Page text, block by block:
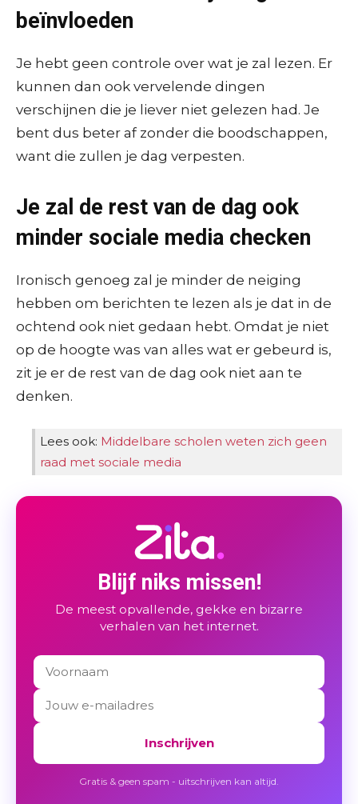
beïnvloeden
Je hebt geen controle over wat je zal lezen. Er
kunnen dan ook vervelende dingen
verschijnen die je liever niet gelezen had. Je
bent dus beter af zonder die boodschappen,
want die zullen je dag verpesten.
Je zal de rest van de dag ook
minder sociale media checken
Ironisch genoeg zal je minder de neiging
hebben om berichten te lezen als je dat in de
ochtend ook niet gedaan hebt. Omdat je niet
op de hoogte was van alles wat er gebeurd is,
zit je er de rest van de dag ook niet aan te
denken.
Lees ook: Middelbare scholen weten zich geen
raad met sociale media
Blijf niks missen!
De meest opvallende, gekke en bizarre
verhalen van het internet.
Inschrijven
Gratis & geen spam - uitschrijven kan altijd.